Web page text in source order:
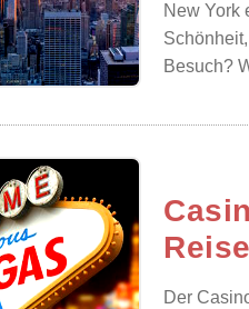
New York
Besuch?
Der